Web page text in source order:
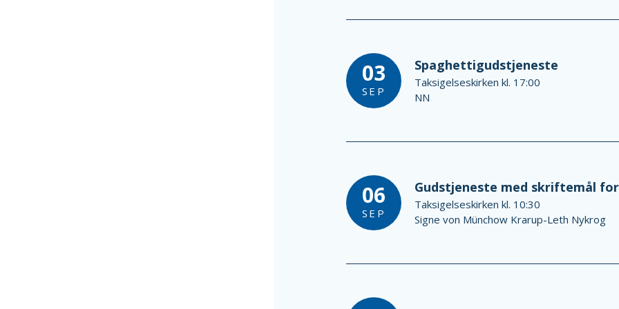
03
SEP
Spaghettigudstjeneste
Taksigelseskirken kl. 17:00
NN
06
SEP
Gudstjeneste med skriftemål
Taksigelseskirken kl. 10:30
Signe von Münchow Krarup-Leth Nykrog